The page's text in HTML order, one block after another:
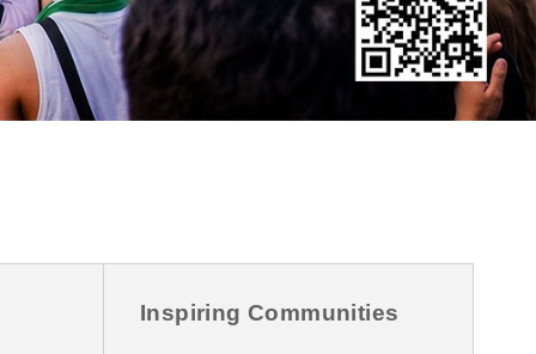
Inspiring Communities